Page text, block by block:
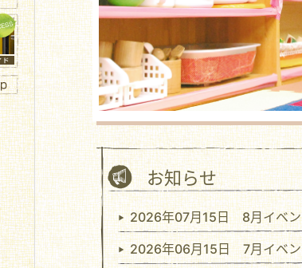
お知らせ
2026年07月15日 8月イベ
2026年06月15日 7月イベ